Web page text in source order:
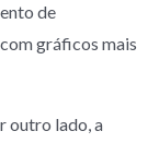
de
gráficos mais
outro lado, a